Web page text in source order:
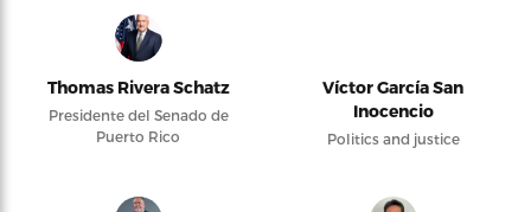
Thomas Rivera Schatz
Presidente del Senado de
Puerto Rico
Víctor García San
Inocencio
Politics and justice